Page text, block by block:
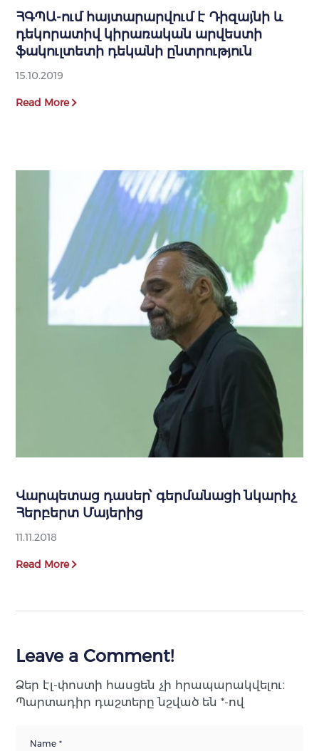
ՀԳՊԱ-ում հայտարարվում է Դիզայնի և
դեկորատիվ կիրառական արվեստի
ֆակուլտետի դեկանի ընտրություն
15.10.2019
Read More
Վարպետաց դասեր՝ գերմանացի նկարիչ
Հերբերտ Մայերից
11.11.2018
Read More
Leave a Comment!
Ձեր էլ-փոստի հասցեն չի հրապարակվելու։
Պարտադիր դաշտերը նշված են*-ով